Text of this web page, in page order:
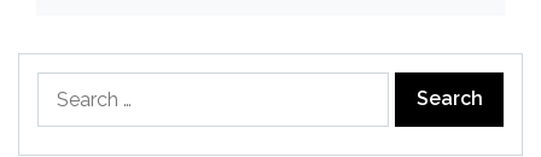
for: